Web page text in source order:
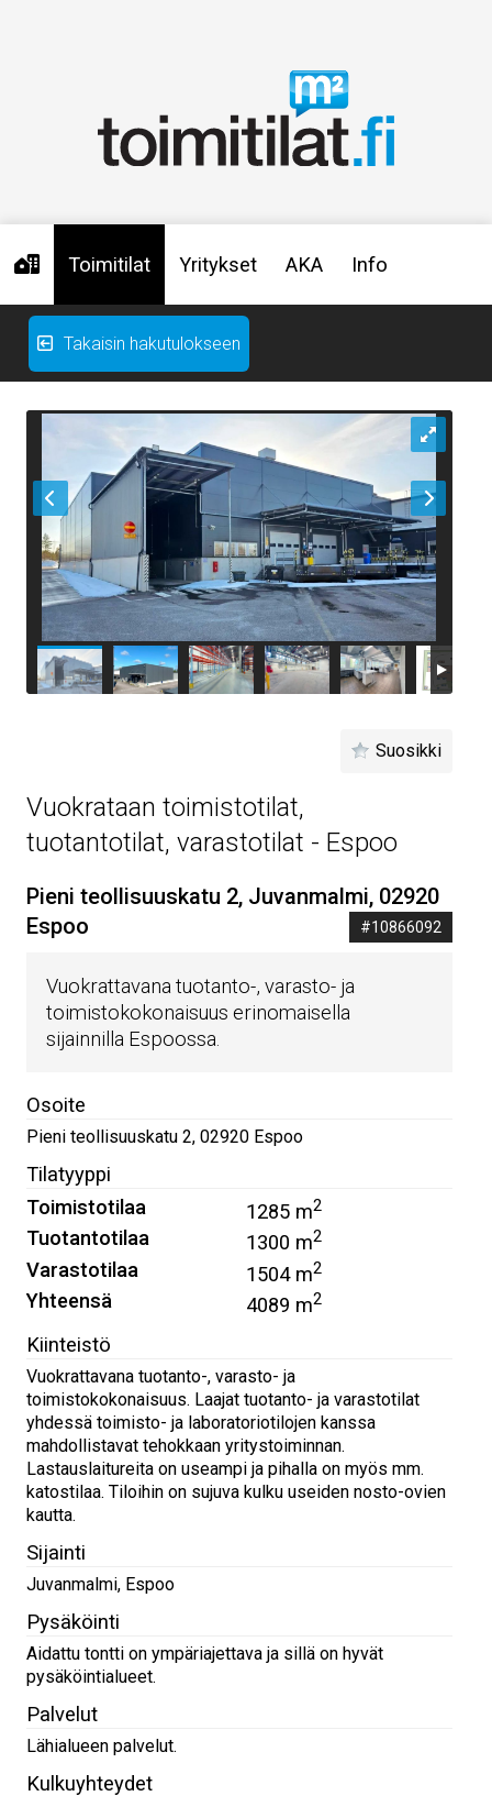
Toimitilat Yritykset AKA Info
Takaisin hakutulokseen
Suosikki
Vuokrataan toimistotilat,
tuotantotilat, varastotilat - Espoo
Pieni teollisuuskatu 2, Juvanmalmi, 02920
Espoo
#10866092
Vuokrattavana tuotanto-, varasto- ja
toimistokokonaisuus erinomaisella
sijainnilla Espoossa.
Osoite
Pieni teollisuuskatu 2, 02920 Espoo
Tilatyyppi
Toimistotilaa
1285 m2
Tuotantotilaa 1300 m2
Varastotilaa 1504 m2
Yhteensä 4089 m2
Kiinteistö
Vuokrattavana tuotanto-, varasto- ja
toimistokokonaisuus. Laajat tuotanto- ja varastotilat
yhdessä toimisto- ja laboratoriotilojen kanssa
mahdollistavat tehokkaan yritystoiminnan.
Lastauslaitureita on useampi ja pihalla on myös mm.
katostilaa. Tiloihin on sujuva kulku useiden nosto-ovien
kautta.
Sijainti
Juvanmalmi, Espoo
Pysäköinti
Aidattu tontti on ympäriajettava ja sillä on hyvät
pysäköintialueet.
Palvelut
Lähialueen palvelut.
Kulkuyhteydet